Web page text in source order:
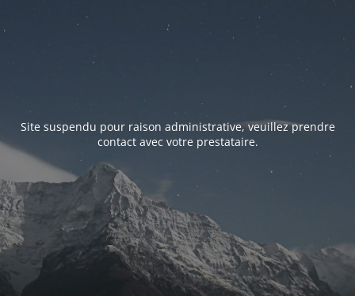
Site suspendu pour raison administrative, veuillez prendre
contact avec votre prestataire.